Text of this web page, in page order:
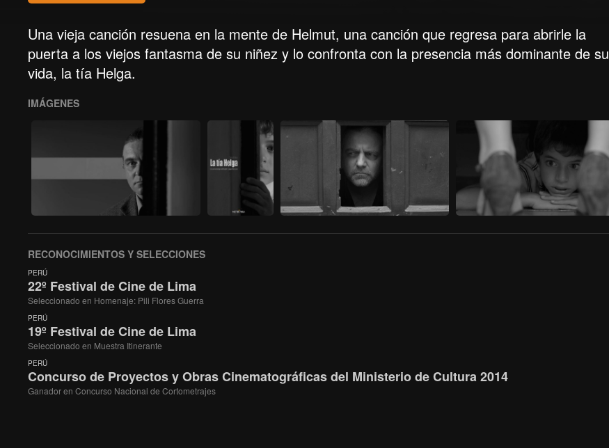
Una vieja canción resuena en la mente de Helmut, una canción que regresa para abrirle la
puerta a los viejos fantasma de su niñez y lo confronta con la presencia más dominante de su
vida, la tía Helga.
IMÁGENES
RECONOCIMIENTOS Y SELECCIONES
PERÚ
22º Festival de Cine de Lima
Seleccionado en Homenaje: Pili Flores Guerra
PERÚ
19º Festival de Cine de Lima
Seleccionado en Muestra Itinerante
PERÚ
Concurso de Proyectos y Obras Cinematográficas del Ministerio de Cultura 2014
Ganador en Concurso Nacional de Cortometrajes